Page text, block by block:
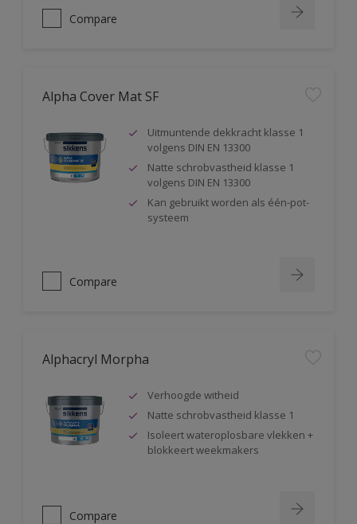
Compare
Alpha Cover Mat SF
Uitmuntende dekkracht klasse 1
volgens DIN EN 13300
Natte schrobvastheid klasse 1
volgens DIN EN 13300
Kan gebruikt worden als één-pot-
systeem
Compare
Alphacryl Morpha
Verhoogde witheid
Natte schrobvastheid klasse 1
Isoleert wateroplosbare vlekken +
blokkeert weekmakers
Compare